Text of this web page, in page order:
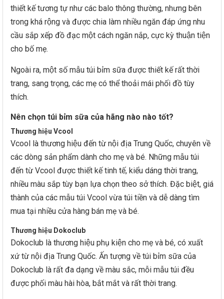
thiết kế tương tự như các balo thông thường, nhưng bên
trong khá rộng và được chia làm nhiều ngăn đáp ứng nhu
cầu sắp xếp đồ đạc một cách ngăn nắp, cực kỳ thuận tiện
cho bố mẹ.
Ngoài ra, một số mẫu túi bỉm sữa được thiết kế rất thời
trang, sang trọng, các mẹ có thể thoải mái phối đồ tùy
thích.
Nên chọn túi bỉm sữa của hãng nào nào tốt?
Thương hiệu Vcool
Vcool là thương hiệu đến từ nội địa Trung Quốc, chuyên về
các dòng sản phẩm dành cho mẹ và bé. Những mẫu túi
đến từ Vcool được thiết kế tinh tế, kiểu dáng thời trang,
nhiều màu sắp tùy bạn lựa chọn theo sở thích. Đặc biệt, giá
thành của các mẫu túi Vcool vừa túi tiền và dễ dàng tìm
mua tại nhiều cửa hàng bán mẹ và bé.
Thương hiệu Dokoclub
Dokoclub là thương hiệu phụ kiện cho mẹ và bé, có xuất
xứ từ nội địa Trung Quốc. Ấn tượng về túi bỉm sữa của
Dokoclub là rất đa dạng về màu sắc, mỗi mẫu túi đều
được phối màu hài hòa, bắt mắt và rất thời trang.